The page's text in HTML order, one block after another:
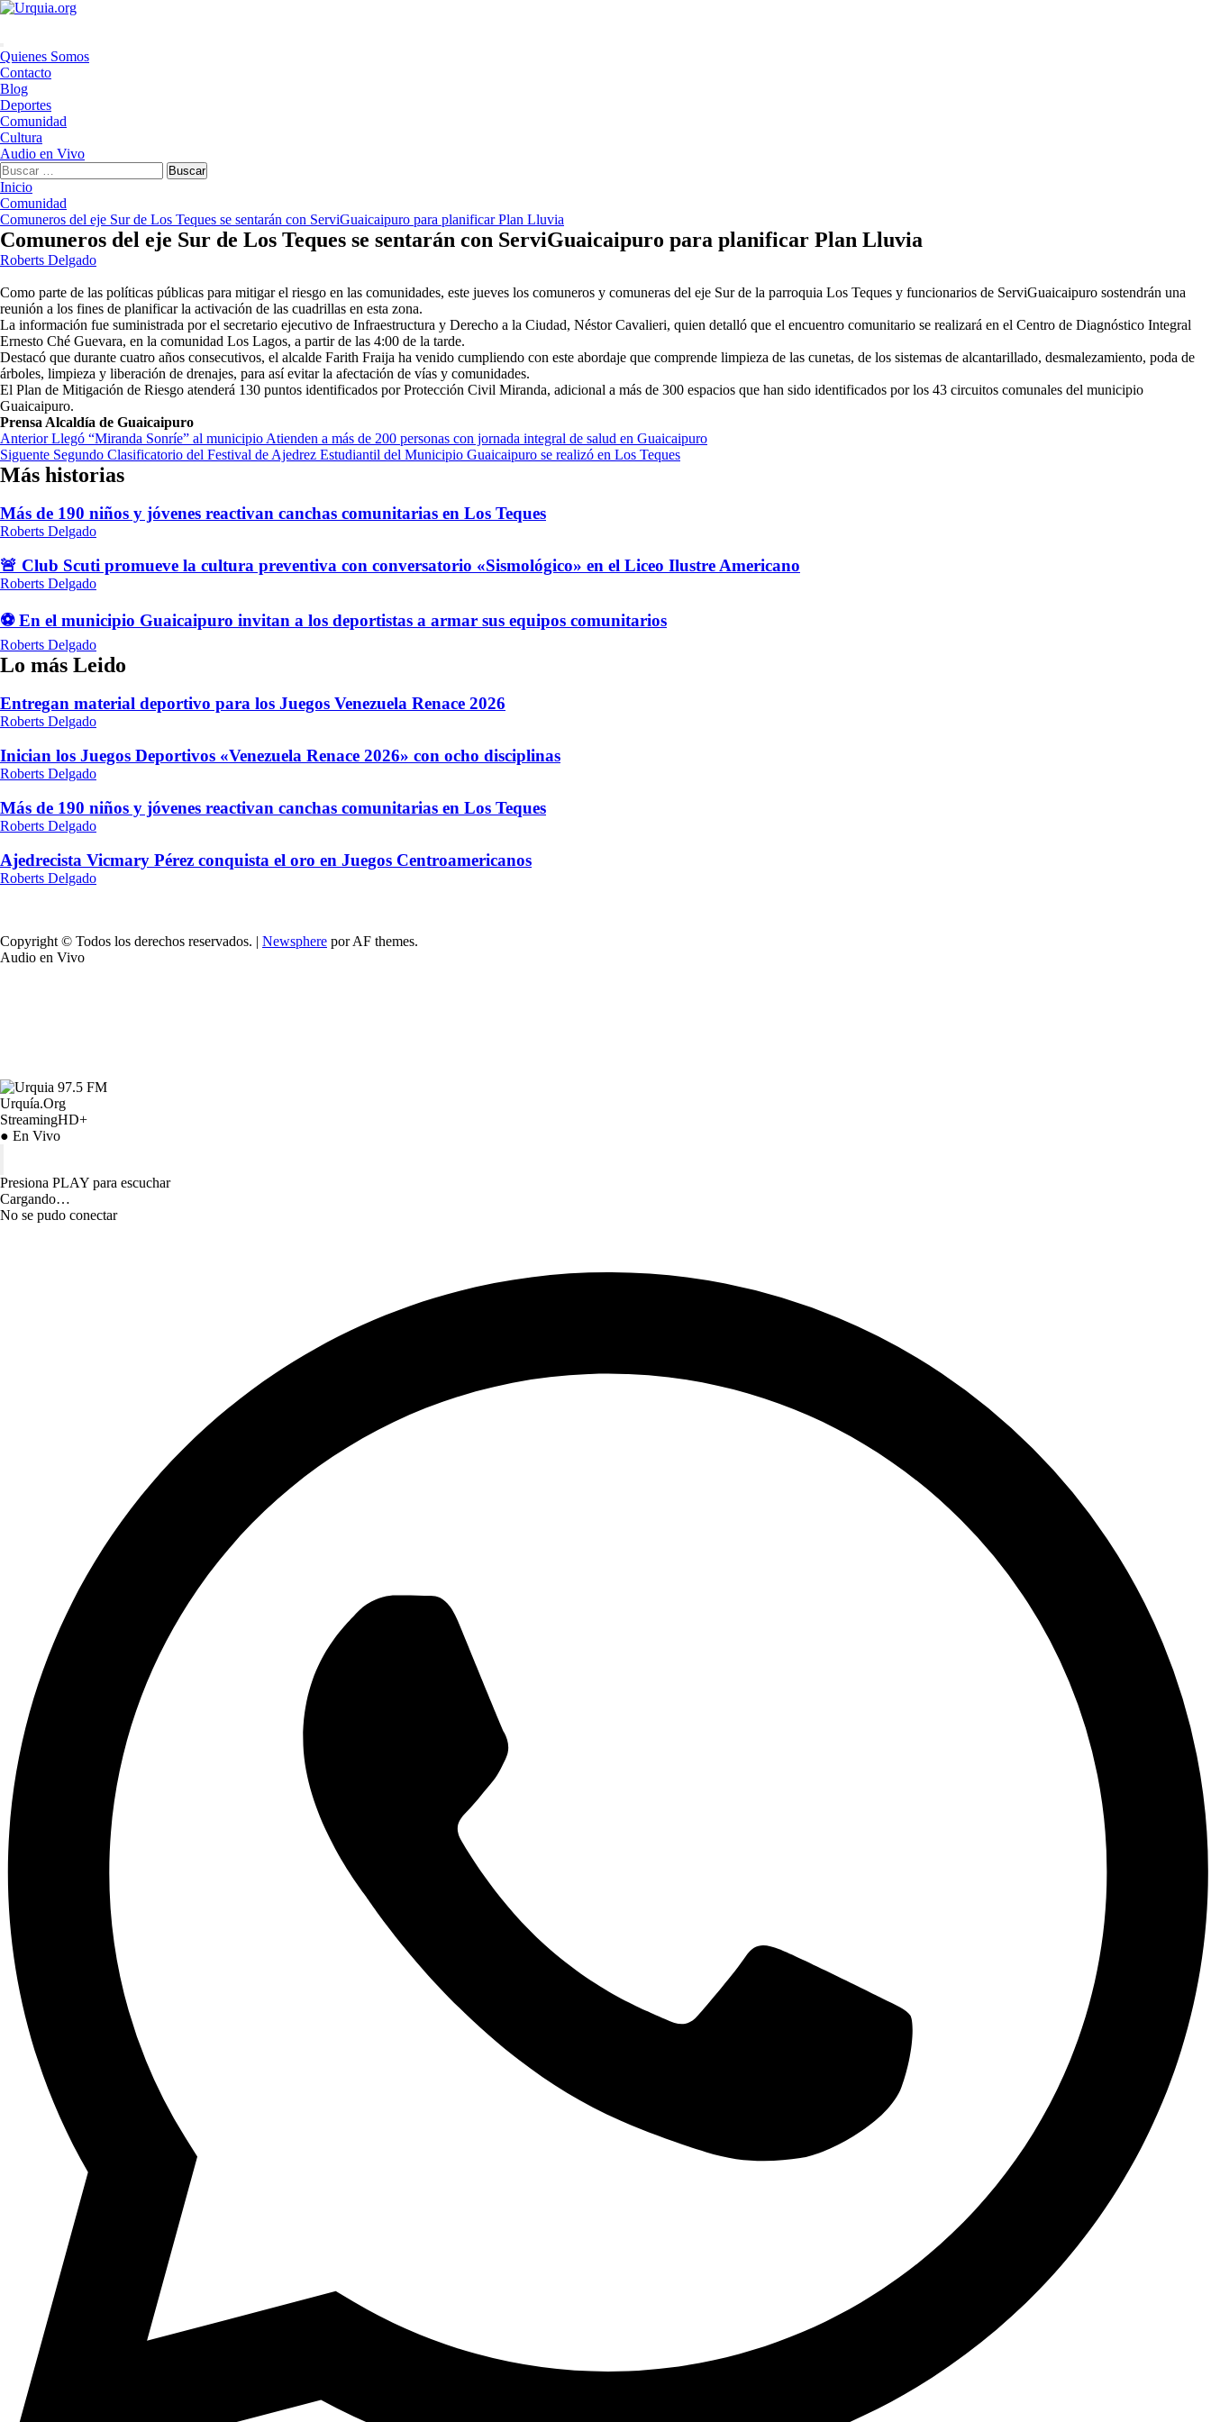
Saltar
Menú
principal
Quienes Somos
Contacto
Blog
Deportes
Comunidad
Cultura
Audio en Vivo
Buscar:
Inicio
Comunidad
Comuneros del eje Sur de Los Teques se sentarán con ServiGuaicaipuro para planificar Plan Lluvia
Comuneros del eje Sur de Los Teques se sentarán con ServiGuaicaipuro para planificar Plan Lluvia
Roberts Delgado
Como parte de las políticas públicas para mitigar el riesgo en las comunidades, este jueves los comuneros y comuneras del eje Sur de la parroquia Los Teques y funcionarios de ServiGuaicaipuro sostendrán una
reunión a los fines de planificar la activación de las cuadrillas en esta zona.
La información fue suministrada por el secretario ejecutivo de Infraestructura y Derecho a la Ciudad, Néstor Cavalieri, quien detalló que el encuentro comunitario se realizará en el Centro de Diagnóstico Integral
Ernesto Ché Guevara, en la comunidad Los Lagos, a partir de las 4:00 de la tarde.
Destacó que durante cuatro años consecutivos, el alcalde Farith Fraija ha venido cumpliendo con este abordaje que comprende limpieza de las cunetas, de los sistemas de alcantarillado, desmalezamiento, poda de
árboles, limpieza y liberación de drenajes, para así evitar la afectación de vías y comunidades.
El Plan de Mitigación de Riesgo atenderá 130 puntos identificados por Protección Civil Miranda, adicional a más de 300 espacios que han sido identificados por los 43 circuitos comunales del municipio
Guaicaipuro.
Prensa Alcaldía de Guaicaipuro
Navegación
de
entradas
AnteriorLlegó “Miranda Sonríe” al municipio Atienden a más de 200 personas con jornada integral de salud en Guaicaipuro
Siguente Segundo Clasificatorio del Festival de Ajedrez Estudiantil del Municipio Guaicaipuro se realizó en Los Teques
Más historias
Más de 190 niños y jóvenes reactivan canchas comunitarias en Los Teques
Roberts Delgado
🚨 Club Scuti promueve la cultura preventiva con conversatorio «Sismológico» en el Liceo Ilustre Americano
Roberts Delgado
⚽ En el municipio Guaicaipuro invitan a los deportistas a armar sus equipos comunitarios
Roberts Delgado
Lo más Leido
Entregan material deportivo para los Juegos Venezuela Renace 2026
Roberts Delgado
Inician los Juegos Deportivos «Venezuela Renace 2026» con ocho disciplinas
Roberts Delgado
Más de 190 niños y jóvenes reactivan canchas comunitarias en Los Teques
Roberts Delgado
Ajedrecista Vicmary Pérez conquista el oro en Juegos Centroamericanos
Roberts Delgado
Copyright © Todos los derechos reservados. | Newsphere por AF themes.
Audio en Vivo
Urquía.Org
StreamingHD+
● En Vivo
Presiona PLAY para escuchar
Cargando…
No se pudo conectar